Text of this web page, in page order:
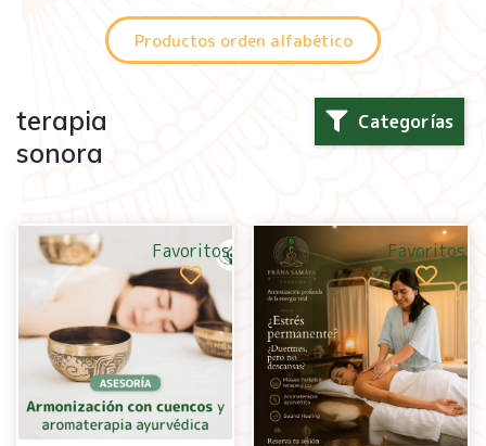
Productos orden alfabético
Categorías
terapia
sonora
Favoritos Favoritos